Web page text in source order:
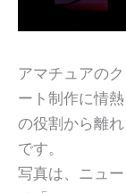
アマチュアの
ート制作に情
の役割から離
です。
写真は、ニュ